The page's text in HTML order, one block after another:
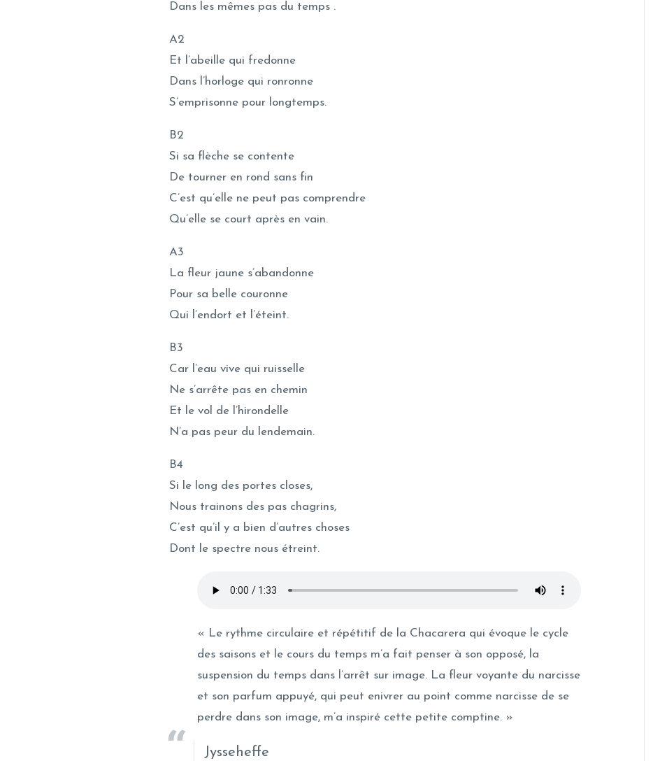
Dans les mêmes pas du temps .
A2
Et l’abeille qui fredonne
Dans l’horloge qui ronronne
S’emprisonne pour longtemps.
B2
Si sa flèche se contente
De tourner en rond sans fin
C’est qu’elle ne peut pas comprendre
Qu’elle se court après en vain.
A3
La fleur jaune s’abandonne
Pour sa belle couronne
Qui l’endort et l’éteint.
B3
Car l’eau vive qui ruisselle
Ne s’arrête pas en chemin
Et le vol de l’hirondelle
N’a pas peur du lendemain.
B4
Si le long des portes closes,
Nous trainons des pas chagrins,
C’est qu’il y a bien d’autres choses
Dont le spectre nous étreint.
« Le rythme circulaire et répétitif de la Chacarera qui évoque le cycle
des saisons et le cours du temps m’a fait penser à son opposé, la
suspension du temps dans l’arrêt sur image. La fleur voyante du narcisse
et son parfum appuyé, qui peut enivrer au point comme narcisse de se
perdre dans son image, m’a inspiré cette petite comptine. »
Jysseheffe